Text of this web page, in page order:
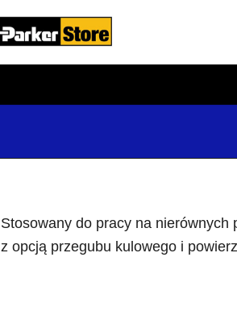
Stosowany do pracy na nierównych
z opcją przegubu kulowego i